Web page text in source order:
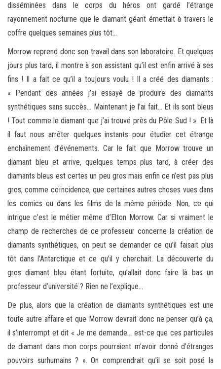
disséminées dans le corps du héros ont gardé l’étrange
rayonnement nocturne que le diamant géant émettait à travers le
coffre quelques semaines plus tôt…
Morrow reprend donc son travail dans son laboratoire. Et quelques
jours plus tard, il montre à son assistant qu’il est enfin arrivé à ses
fins ! Il a fait ce qu’il a toujours voulu ! Il a créé des diamants :
« Pendant des années j’ai essayé de produire des diamants
synthétiques sans succès… Maintenant je l’ai fait… Et ils sont bleus
! Tout comme le diamant que j’ai trouvé près du Pôle Sud ! ». Et là
il faut nous arrêter quelques instants pour étudier cet étrange
enchaînement d’événements. Car le fait que Morrow trouve un
diamant bleu et arrive, quelques temps plus tard, à créer des
diamants bleus est certes un peu gros mais enfin ce n’est pas plus
gros, comme coïncidence, que certaines autres choses vues dans
les comics ou dans les films de la même période. Non, ce qui
intrigue c’est le métier même d’Elton Morrow. Car si vraiment le
champ de recherches de ce professeur concerne la création de
diamants synthétiques, on peut se demander ce qu’il faisait plus
tôt dans l’Antarctique et ce qu’il y cherchait. La découverte du
gros diamant bleu étant fortuite, qu’allait donc faire là bas un
professeur d’université ? Rien ne l’explique…
De plus, alors que la création de diamants synthétiques est une
toute autre affaire et que Morrow devrait donc ne penser qu’à ça,
il s’interrompt et dit « Je me demande… est-ce que ces particules
de diamant dans mon corps pourraient m’avoir donné d’étranges
pouvoirs surhumains ? ». On comprendrait qu’il se soit posé la